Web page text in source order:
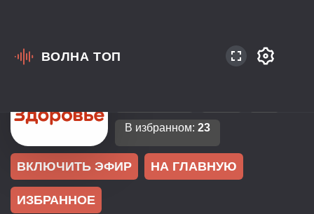
ВОЛНА ТОП
В избранном: 23
ВКЛЮЧИТЬ ЭФИР НА ГЛАВНУЮ
ИЗБРАННОЕ